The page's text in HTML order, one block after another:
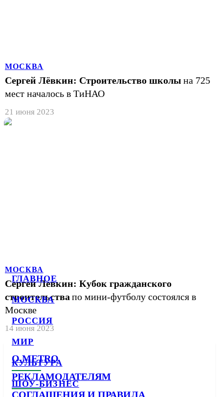
ГЛАВНОЕ
МОСКВА
РОССИЯ
МИР
КУЛЬТУРА
ШОУ-БИЗНЕС
МОСКВА
Сергей Лёвкин: Строительство школы на 725
мест началось в ТиНАО
21 июня 2023
МОСКВА
Сергей Левкин: Кубок гражданского
строительства по мини-футболу состоялся в
Москве
14 июня 2023
О METRO
РЕКЛАМОДАТЕЛЯМ
СОГЛАШЕНИЯ И ПРАВИЛА